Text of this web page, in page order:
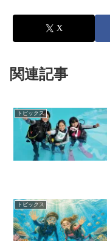
X
関連記事
トピックス
トピックス